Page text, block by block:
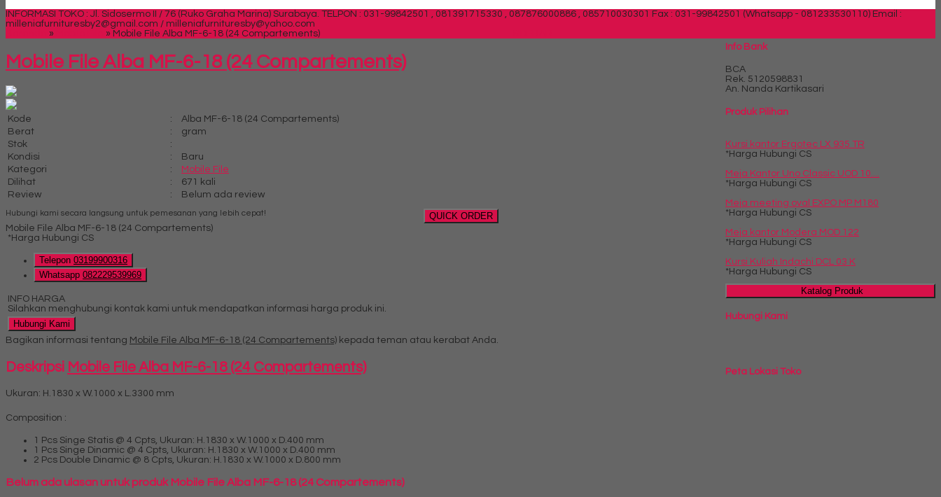
INFORMASI TOKO : Jl. Sidosermo II / 76 (Ruko Graha Marina) Surabaya. TELPON : 031-99842501 , 081391715330 , 087876000886 , 085710030301 Fax : 031-99842501 (Whatsapp - 081233530110) Email :
milleniafurnituresby2@gmail.com / milleniafurnituresby@yahoo.com
» » Mobile File Alba MF-6-18 (24 Compartements)
Mobile File Alba MF-6-18 (24 Compartements)
Kode :
Alba MF-6-18 (24 Compartements)
Berat
:
gram
Stok
:
Kondisi
:
Baru
Kategori
:
Mobile File
Dilihat
:
671 kali
Review
: Belum ada review
QUICK ORDER
Hubungi kami secara langsung untuk pemesanan yang lebih cepat!
Mobile File Alba MF-6-18 (24 Compartements)
*Harga Hubungi CS
Telepon 03199900316
Whatsapp 082229539969
INFO HARGA
Silahkan menghubungi kontak kami untuk mendapatkan informasi harga produk ini.
Hubungi Kami
Bagikan informasi tentang Mobile File Alba MF-6-18 (24 Compartements) kepada teman atau kerabat Anda.
Deskripsi Mobile File Alba MF-6-18 (24 Compartements)
Ukuran: H.1830 x W.1000 x L.3300 mm
Composition :
1 Pcs Singe Statis @ 4 Cpts, Ukuran: H.1830 x W.1000 x D.400 mm
1 Pcs Singe Dinamic @ 4 Cpts, Ukuran: H.1830 x W.1000 x D.400 mm
2 Pcs Double Dinamic @ 8 Cpts, Ukuran: H.1830 x W.1000 x D.800 mm
Belum ada ulasan untuk produk Mobile File Alba MF-6-18 (24 Compartements)
Info Bank
BCA
Rek. 5120598831
An. Nanda Kartikasari
Produk Pilihan
Kursi kantor Ergotec LX 935 TR
*Harga Hubungi CS
Meja Kantor Uno Classic UOD 10....
*Harga Hubungi CS
Meja meeting oval EXPO MP M180
*Harga Hubungi CS
Meja kantor Modera MOD 122
*Harga Hubungi CS
Kursi Kuliah Indachi DCL 03 K
*Harga Hubungi CS
Katalog Produk
Hubungi Kami
Peta Lokasi Toko